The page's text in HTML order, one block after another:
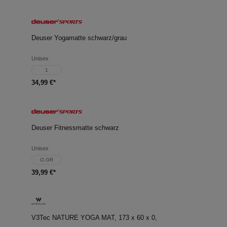
Deuser Yogamatte schwarz/grau
Unisex
1
34,99 €*
Deuser Fitnessmatte schwarz
Unisex
O.GR
39,99 €*
V3Tec NATURE YOGA MAT, 173 x 60 x 0,